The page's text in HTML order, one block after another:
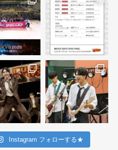
Instagram フォローする★